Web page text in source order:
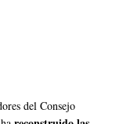
del Consejo